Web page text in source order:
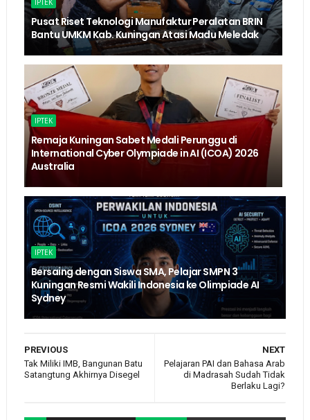
Pusat Riset Teknologi Manufaktur Peralatan BRIN
Bantu UMKM Kab. Kuningan Atasi Madu Meledak
IPTEK
Remaja Kuningan Sabet Medali Perunggu di
International Cyber Olympiade in AI (ICOA) 2026
Australia
IPTEK
Bersaing dengan Siswa SMA, Pelajar SMPN 3
Kuningan Resmi Wakili Indonesia ke Olimpiade AI
Sydney
NEXT
Pelajaran PAI dan Bahasa Arab
di Madrasah Sudah Tidak
Berlaku Lagi?
PREVIOUS
Tak Miliki IMB, Bangunan Batu
Satangtung Akhirnya Disegel